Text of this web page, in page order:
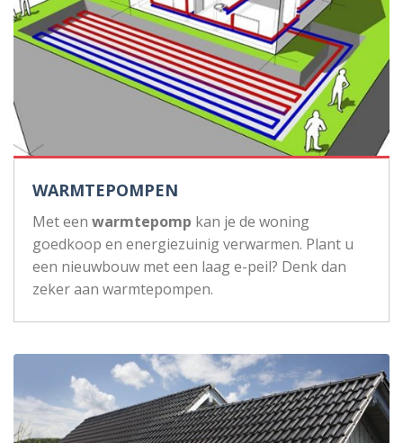
WARMTEPOMPEN
Met een warmtepomp kan je de woning
goedkoop en energiezuinig verwarmen. Plant u
een nieuwbouw met een laag e-peil? Denk dan
zeker aan warmtepompen.